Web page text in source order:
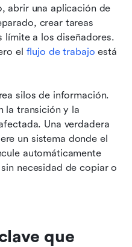
abrir una aplicación de
crear tareas
límite a los diseñadores.
el flujo de trabajo está
silos de información.
la transición y la
Una verdadera
un sistema donde el
automáticamente
necesidad de copiar o
que